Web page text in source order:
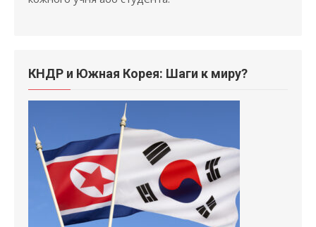
КНДР и Южная Корея: Шаги к миру?